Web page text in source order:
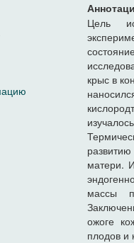
Цель
крыс в
матери.
массы
ожоге
плодов и